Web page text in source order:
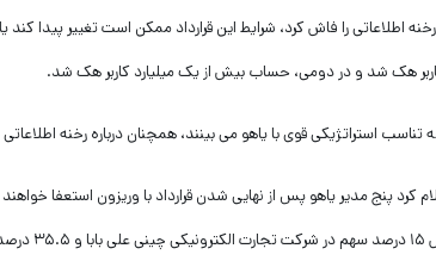
اطلاعاتی را فاش کرد، شرایط این قرارداد ممکن است تغییر پیدا کند
تناسب استراتژیکی قوی با یاهو می بینند، همچنان درباره رخنه
کرد پنج مدیر یاهو پس از نهایی شدن قرارداد با وریزون استعفا